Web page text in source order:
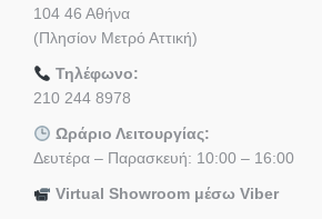
104 46 Αθήνα
(Πλησίον Μετρό Αττική)
Τηλέφωνο:
210 244 8978
Ωράριο Λειτουργίας:
Δευτέρα – Παρασκευή: 10:00 – 16:00
Virtual Showroom μέσω Viber